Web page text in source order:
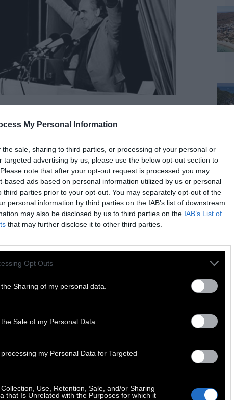
My Personal Information
the sale, sharing to third parties, or processing of your personal or
targeted advertising by us, please use the below opt-out section to
note that after your opt-out request is processed you may
based ads based on personal information utilized by us or personal
third parties prior to your opt-out. You may separately opt-out of the
personal information by third parties on the IAB’s list of downstream
may also be disclosed by us to third parties on the IAB’s List of
that may further disclose it to other third parties.
Opt Outs
Sharing of my personal data.
Sale of my Personal Data.
my Personal Data for Targeted
Use, Retention, Sale, and/or Sharing
that Is Unrelated with the Purposes for which it
ΦΩΤΟ + VIDEO: Χάπι
Πασόκ
του Πασόκ. Ο Ανδρέας μιλάει
το '81. Βίντεο, πόστερ και
από το πασοκικό παρελθόν
2020